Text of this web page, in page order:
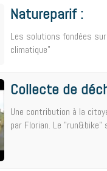
Natureparif :
Les solutions fondées
climatique"
Collecte de
Une contribution à la
par Florian. Le